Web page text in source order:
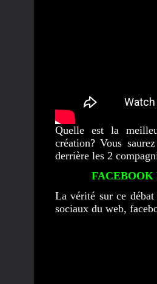
Quelle est la
création? Vous
derrière les 2
La vérité sur ce débat
sociaux du web,